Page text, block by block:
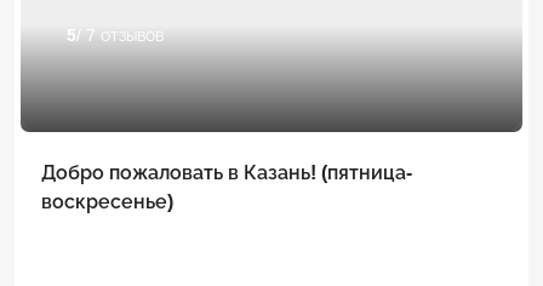
5/ 7 отзывов
Добро пожаловать в Казань! (пятница-
воскресенье)